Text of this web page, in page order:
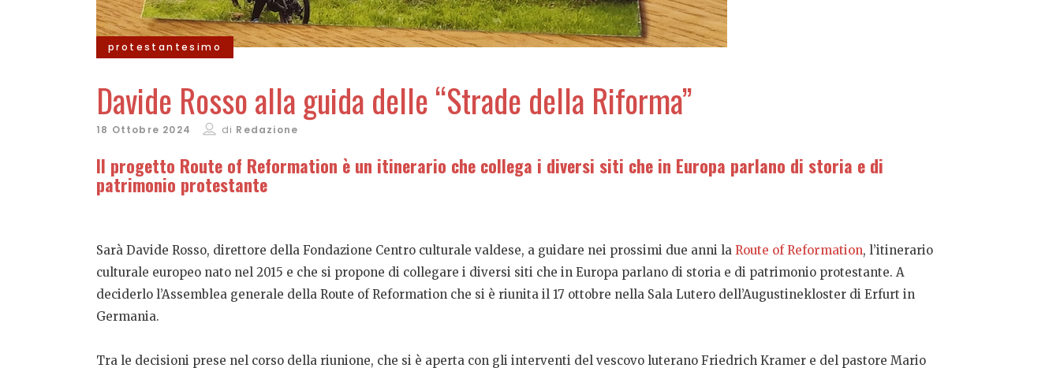
protestantesimo
Davide Rosso alla guida delle “Strade della Riforma”
18 Ottobre 2024 di Redazione
Il progetto Route of Reformation è un itinerario che collega i diversi siti che in Europa parlano di storia e di
patrimonio protestante
Sarà Davide Rosso, direttore della Fondazione Centro culturale valdese, a guidare nei prossimi due anni la Route of Reformation, l’itinerario
culturale europeo nato nel 2015 e che si propone di collegare i diversi siti che in Europa parlano di storia e di patrimonio protestante. A
deciderlo l’Assemblea generale della Route of Reformation che si è riunita il 17 ottobre nella Sala Lutero dell’Augustinekloster di Erfurt in
Germania.
Tra le decisioni prese nel corso della riunione, che si è aperta con gli interventi del vescovo luterano Friedrich Kramer e del pastore Mario